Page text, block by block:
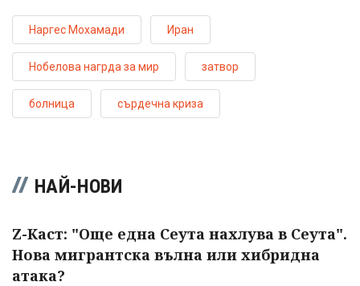
Наргес Мохамади Иран
Нобелова нагрда за мир затвор
болница сърдечна криза
НАЙ-НОВИ
Z-Каст: "Още една Сеута нахлува в Сеута".
Нова мигрантска вълна или хибридна
атака?